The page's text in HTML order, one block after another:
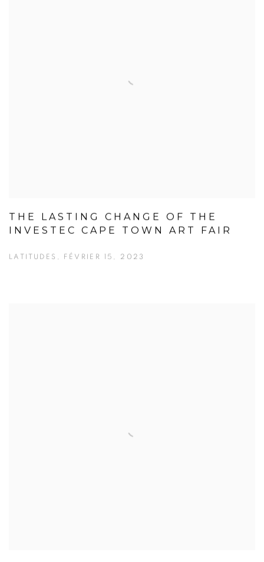
THE LASTING CHANGE OF THE
INVESTEC CAPE TOWN ART FAIR
LATITUDES, FÉVRIER 15, 2023